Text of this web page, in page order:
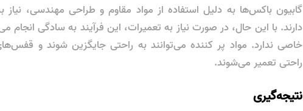
گابیون باکس‌ها به دلیل استفاده از مواد مقاوم و طراحی مهندسی، نیاز
دارند. با این حال، در صورت نیاز به تعمیرات، این فرآیند به سادگی انجام
خاصی ندارد. مواد پر کننده می‌توانند به راحتی جایگزین شوند و
راحتی تعمیر می‌شوند.
نتیجه‌گیری